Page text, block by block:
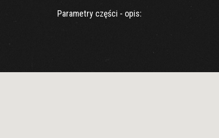
Parametry części - opis: